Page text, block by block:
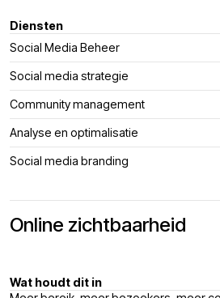
Diensten
Social Media Beheer
Social media strategie
Community management
Analyse en optimalisatie
Social media branding
Online zichtbaarheid
Wat houdt dit in